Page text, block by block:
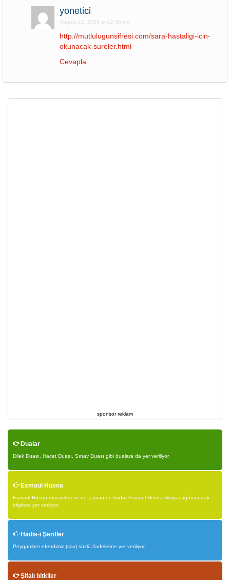
yonetici
August 12, 2016 at 12:38 pm
http://mutlulugunsifresi.com/sara-hastaligi-icin-
okunacak-sureler.html
Cevapla
sponsor reklam
Dualar
Dilek Duası, Hacet Duası, Sınav Duası gibi dualara da yer veriliyor
Esmaül Hüsna
Esmaül Hüsna mücizeleri ve ne zaman ne kadar Esmaül Hüsna okuyacağınıza dair
bilgilere yer veriliyor
Hadis-i Şerifler
Peygamber efendimiz (sav) sözlü ifadelerine yer veriliyor
Şifalı bitkiler